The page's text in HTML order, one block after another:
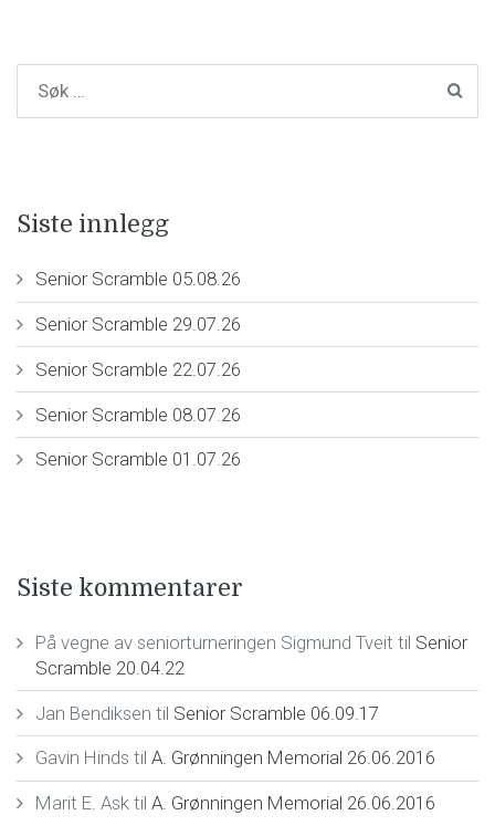
Siste innlegg
Senior Scramble 05.08.26
Senior Scramble 29.07.26
Senior Scramble 22.07.26
Senior Scramble 08.07.26
Senior Scramble 01.07.26
Siste kommentarer
På vegne av seniorturneringen Sigmund Tveit til Senior
Scramble 20.04.22
Jan Bendiksen til Senior Scramble 06.09.17
Gavin Hinds til A. Grønningen Memorial 26.06.2016
Marit E. Asktil A. Grønningen Memorial 26.06.2016